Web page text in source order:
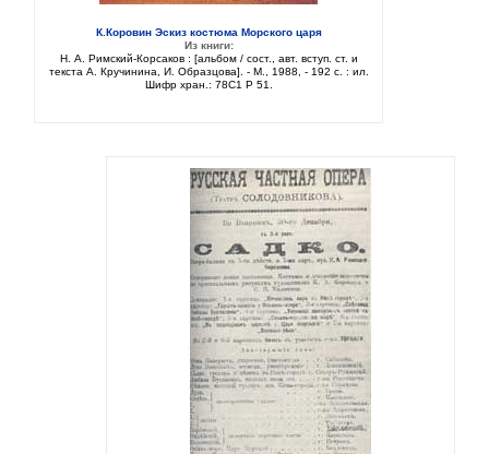
К.Коровин Эскиз костюма Морского царя
Из книги:
Н. А. Римский-Корсаков : [альбом / сост., авт. вступ. ст. и
текста А. Кручинина, И. Образцова]. - М., 1988, - 192 с. : ил.
Шифр хран.: 78С1 Р 51.